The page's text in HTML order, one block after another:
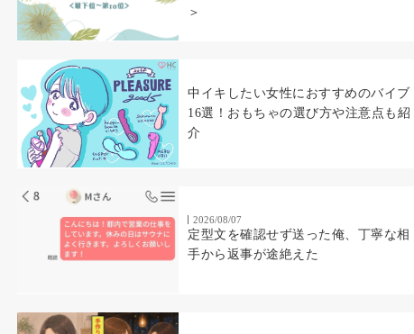
＞
中イキしたい女性におすすめのバイブ
16選！おもちゃの選び方や注意点も紹
介
2026/08/07
定型文を確認せず送った俺、丁寧な相
手から返事が途絶えた